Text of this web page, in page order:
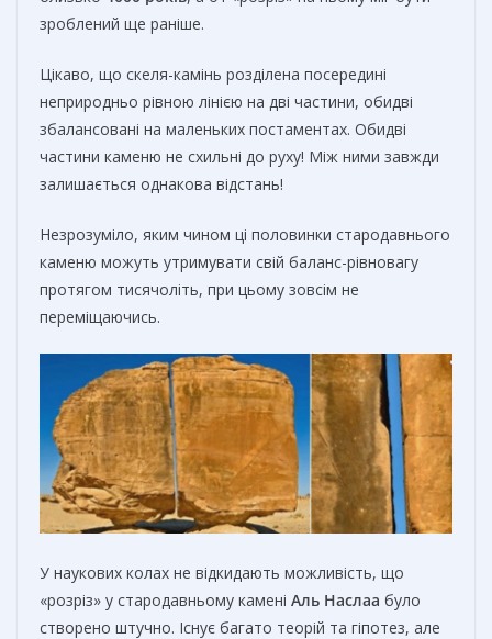
зроблений ще раніше.
Цікаво, що скеля-камінь розділена посередині
неприродньо рівною лінією на дві частини, обидві
збалансовані на маленьких постаментах. Обидві
частини каменю не схильні до руху! Між ними завжди
залишається однакова відстань!
Незрозуміло, яким чином ці половинки стародавнього
каменю можуть утримувати свій баланс-рівновагу
протягом тисячоліть, при цьому зовсім не
переміщаючись.
У наукових колах не відкидають можливість, що
«розріз» у стародавньому камені Аль Наслаа було
створено штучно. Існує багато теорій та гіпотез, але